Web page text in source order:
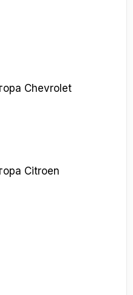
Chevrolet
Citroen